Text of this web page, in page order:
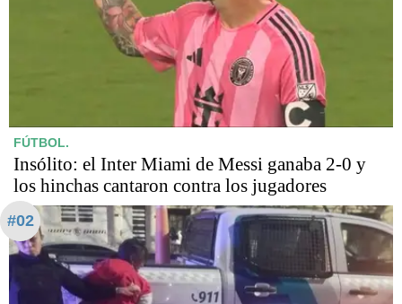
FÚTBOL.
Insólito: el Inter Miami de Messi ganaba 2-0 y
los hinchas cantaron contra los jugadores
#02